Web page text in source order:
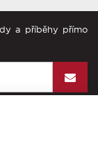
a příběhy přímo